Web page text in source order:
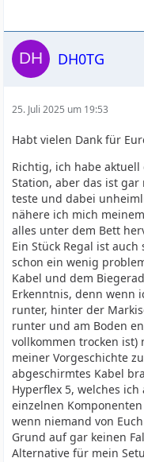
DH0TG
25. Juli 2025 um 19:53
Habt vielen Dank für
Richtig, ich habe
Station, aber das ist
teste und dabei
nähere ich mich
alles unter dem Bett
Ein Stück Regal ist
schon ein wenig
Kabel und dem
Erkenntnis, denn wenn
runter, hinter der
runter und am Boden
vollkommen trocken
meiner Vorgeschichte
abgeschirmtes Kabel
Hyperflex 5, welches
einzelnen
wenn niemand von
Grund auf gar keinen
Alternative für mein